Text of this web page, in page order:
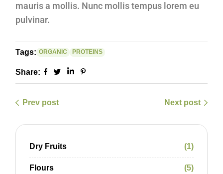
mauris a mollis. Nunc mollis tempus lorem eu
pulvinar.
Tags: ORGANIC PROTEINS
Share:
Prev post Next post
Dry Fruits 1
Flours 5